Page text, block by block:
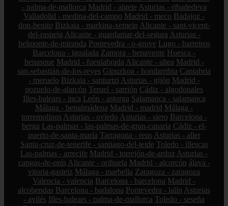
- palma-de-mallorca Madrid - algete Asturias - ribadedeva
Valladolid - medina-del-campo Madrid - meco Badajoz -
don-benito Bizkaia - markina-xemein Alicante - sant-vicent-
del-raspeig Alicante - guardamar-del-segura Asturias -
belmonte-de-miranda Pontevedra - o-grove Lugo - barreiros
Barcelona - igualada Zamora - benavente Huesca -
benasque Madrid - fuenlabrada Alicante - altea Madrid -
san-sebastián-de-los-reyes Gipuzkoa - hondarribia Cantabria
- meruelo Bizkaia - santurtzi Asturias - gijón Madrid -
pozuelo-de-alarcón Teruel - sarrión Cádiz - algodonales
Illes-balears - inca León - astorga Salamanca - salamanca
Málaga - benalmádena Madrid - madrid Málaga -
torremolinos Asturias - oviedo Asturias - siero Barcelona -
berga Las-palmas - las-palmas-de-gran-canaria Cádiz - el-
puerto-de-santa-maría Tarragona - reus Asturias - aller
Santa-cruz-de-tenerife - santiago-del-teide Toledo - illescas
Las-palmas - arrecife Madrid - torrejón-de-ardoz Asturias -
cangas-de-onís Alicante - orihuela Madrid - alcorcón álava -
vitoria-gasteiz Málaga - marbella Zaragoza - zaragoza
Valencia - valencia Barcelona - barcelona Madrid -
alcobendas Barcelona - badalona Pontevedra - lalín Asturias
- avilés Illes-balears - palma-de-mallorca Toledo - seseña